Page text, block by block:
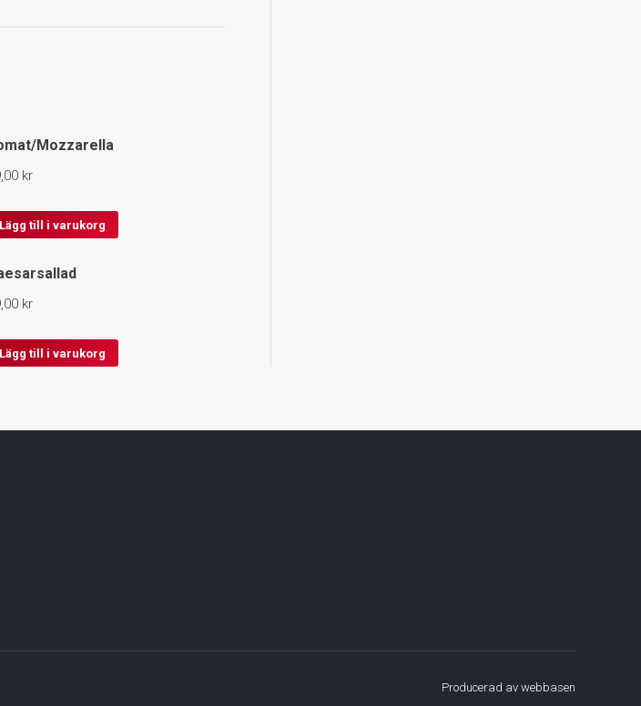
Mozzarella
kr
Lägg till i varukorg
kr
Lägg till i varukorg
Producerad av webbasen